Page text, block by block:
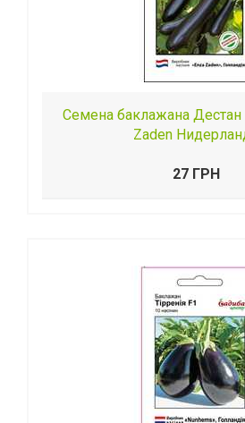
Семена баклажана Дестан
Zaden
27 ГРН